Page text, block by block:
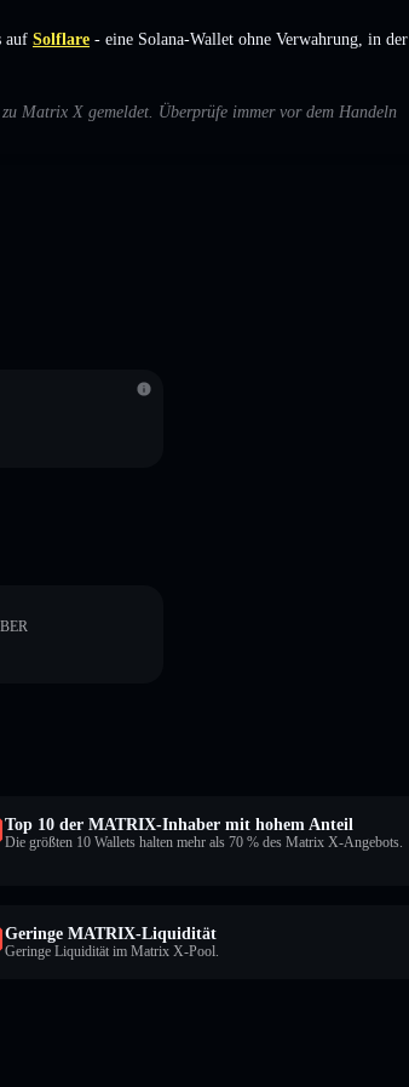
auf Solflare - eine Solana-Wallet ohne Verwahrung, in der
Matrix X gemeldet. Überprüfe immer vor dem Handeln
Top 10 der MATRIX-Inhaber mit hohem Anteil
Die größten 10 Wallets halten mehr als 70 % des Matrix X-Angebots.
Geringe MATRIX-Liquidität
Geringe Liquidität im Matrix X-Pool.